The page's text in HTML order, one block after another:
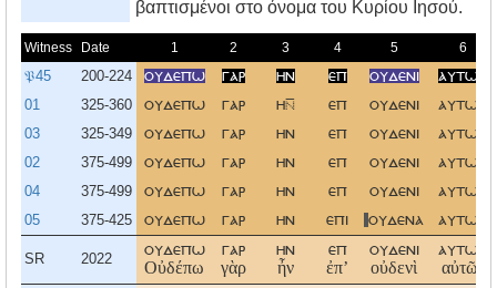
βαπτισμένοι στο όνομα του Kυρίου Iησού.
Witness Date 1 2 3 4 5 6
𝔓45 200-224 ουδεπω γαρ ην επ ουδενι αυτων
01 325-360 ουδεπω γαρ η επ ουδενι αυτω
03 325-349 ουδεπω γαρ ην επ ουδενι αυτω
02 375-499 ουδεπω γαρ ην επ ουδενι αυτων
04 375-499 ουδεπω γαρ ην επ ουδενι αυτων
05 375-425 ουδεπω γαρ ην επι ουδενα αυτων
SR 2022
ουδεπω
Οὐδέπω
γαρ
γὰρ
ην
ἦν
επ
ἐπʼ
ουδενι
οὐδενὶ
αυτων
αὐτῶν